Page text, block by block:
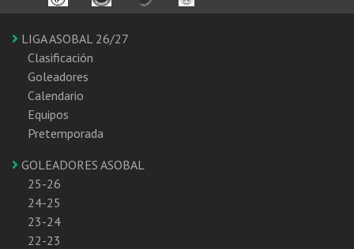
LIGA ASOBAL 26/27
Clasificación
Goleadores
Calendario
Equipos
Pretemporada
GOLEADORES ASOBAL
25-26
24-25
23-24
22-23